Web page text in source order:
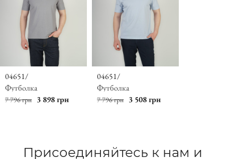
04651/
Футболка
7 796 грн 3 898 грн
04651/
Футболка
7 796 грн 3 508 грн
Присоединяйтесь к нам и